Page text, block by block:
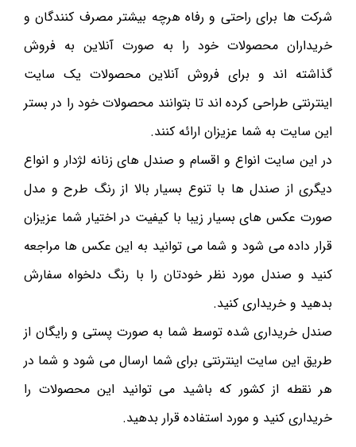
شرکت ‌ها برای راحتی و رفاه هرچه بیشتر مصرف کنندگان و
خریداران محصولات خود را به صورت آنلاین به فروش
گذاشته اند و برای فروش آنلاین محصولات یک سایت
اینترنتی طراحی کرده اند تا بتوانند محصولات خود را در بستر
این سایت به شما عزیزان ارائه کنند.
در این سایت انواع و اقسام و صندل های زنانه لژدار و انواع
دیگری از صندل ها با تنوع بسیار بالا از رنگ طرح و مدل
صورت عکس های بسیار زیبا با کیفیت در اختیار شما عزیزان
قرار داده می شود و شما می توانید به این عکس ‌ها مراجعه
کنید و صندل مورد نظر خودتان را با رنگ دلخواه سفارش
بدهید و خریداری کنید.
صندل خریداری شده توسط شما به صورت پستی و رایگان از
طریق این سایت اینترنتی برای شما ارسال می شود و شما در
هر نقطه از کشور که باشید می توانید این محصولات را
خریداری کنید و مورد استفاده قرار بدهید.